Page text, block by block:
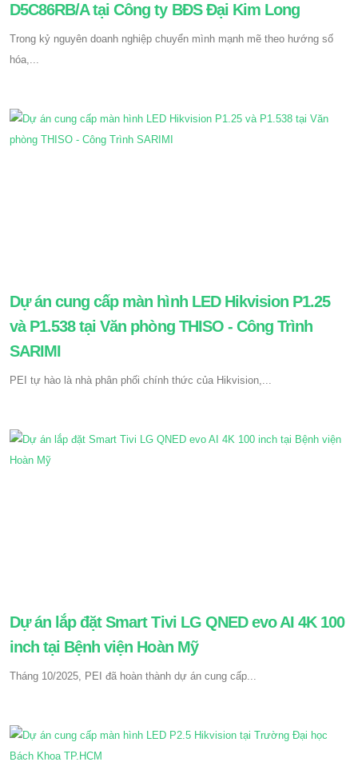
D5C86RB/A tại Công ty BĐS Đại Kim Long
Trong kỷ nguyên doanh nghiệp chuyển mình mạnh mẽ theo hướng số
hóa,...
Dự án cung cấp màn hình LED Hikvision P1.25
và P1.538 tại Văn phòng THISO - Công Trình
SARIMI
PEI tự hào là nhà phân phối chính thức của Hikvision,...
Dự án lắp đặt Smart Tivi LG QNED evo AI 4K 100
inch tại Bệnh viện Hoàn Mỹ
Tháng 10/2025, PEI đã hoàn thành dự án cung cấp...